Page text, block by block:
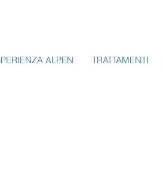
ALPEN TRATTAMENTI